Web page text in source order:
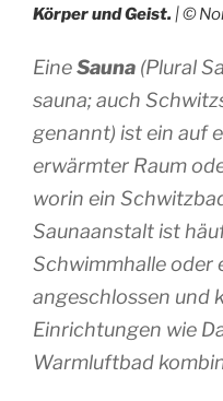
Körper und Geist. | ©
EineSauna (Plural
sauna; auch
genannt) ist ein auf
erwärmter Raum
worin ein
Saunaanstalt ist
Schwimmhalle oder
angeschlossen und
Einrichtungen wie
Warmluftbad